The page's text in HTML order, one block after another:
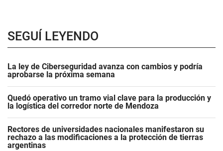
SEGUÍ LEYENDO
La ley de Ciberseguridad avanza con cambios y podría
aprobarse la próxima semana
Quedó operativo un tramo vial clave para la producción y
la logística del corredor norte de Mendoza
Rectores de universidades nacionales manifestaron su
rechazo a las modificaciones a la protección de tierras
argentinas